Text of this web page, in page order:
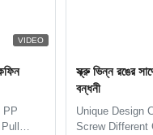
VIDEO
PP
স্ক্রু ভিন্ন রঙের
বন্ধনী
Unique Design
Screw Different